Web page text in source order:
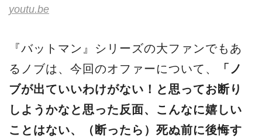
youtu.be
『バットマン』シリーズの大ファンでもあ
るノブは、今回のオファーについて、
「ノ
ブが出ていいわけがない！と思ってお断り
しようかなと思った反面、こんなに嬉しい
ことはない、（断ったら）死ぬ前に後悔す